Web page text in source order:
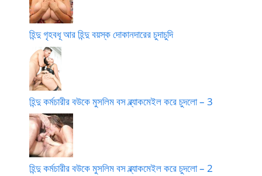
হিন্দু গৃহবধূ আর হিন্দু বয়স্ক দোকানদারের চুদাচুদি
হিন্দু কর্মচারীর বউকে মুসলিম বস ব্ল্যাকমেইল করে চুদলো – 3
হিন্দু কর্মচারীর বউকে মুসলিম বস ব্ল্যাকমেইল করে চুদলো – 2